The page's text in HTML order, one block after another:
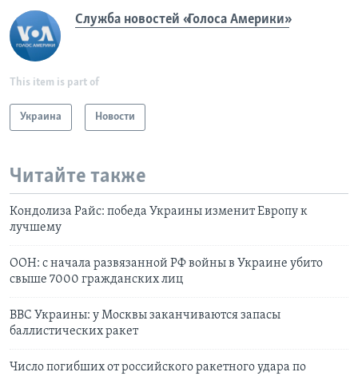
Служба новостей «Голоса Америки»
This item is part of
Украина Новости
Читайте также
Кондолиза Райс: победа Украины изменит Европу к
лучшему
ООН: с начала развязанной РФ войны в Украине убито
свыше 7000 гражданских лиц
ВВС Украины: у Москвы заканчиваются запасы
баллистических ракет
Число погибших от российского ракетного удара по